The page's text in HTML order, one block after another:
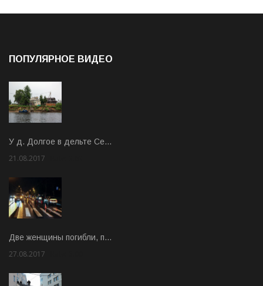
ПОПУЛЯРНОЕ ВИДЕО
У д. Долгое в дельте Се…
21.08.2017
Две женщины погибли, п…
27.08.2017